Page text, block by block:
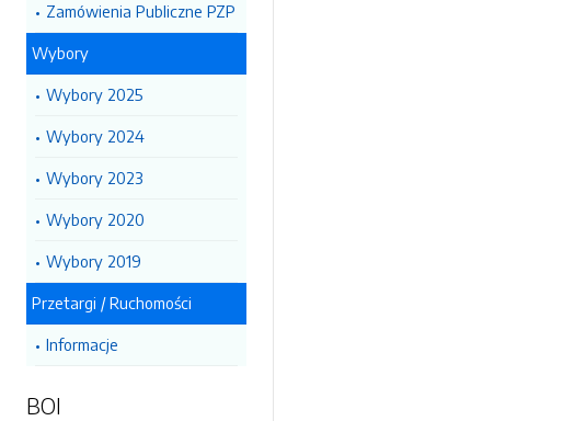
Zamówienia Publiczne PZP
Wybory
Wybory 2025
Wybory 2024
Wybory 2023
Wybory 2020
Wybory 2019
Przetargi / Ruchomości
Informacje
BOI